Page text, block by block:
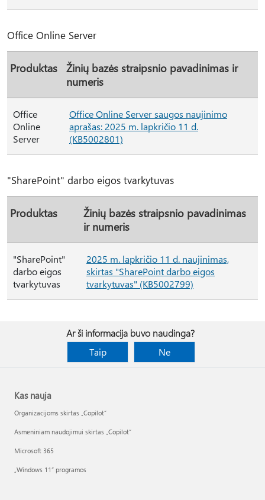
Office Online Server
Produktas
Žinių bazės straipsnio pavadinimas ir
numeris
Office
Online
Server
Office Online Server saugos naujinimo
aprašas: 2025 m. lapkričio 11 d.
(KB5002801)
"SharePoint" darbo eigos tvarkytuvas
Produktas
Žinių bazės straipsnio pavadinimas
ir numeris
"SharePoint"
darbo eigos
tvarkytuvas
2025 m. lapkričio 11 d. naujinimas,
skirtas "SharePoint darbo eigos
tvarkytuvas" (KB5002799)
Ar ši informacija buvo naudinga?
Taip
Ne
Kas nauja
Organizacijoms skirtas „Copilot“
Asmeniniam naudojimui skirtas „Copilot“
Microsoft 365
„Windows 11“ programos